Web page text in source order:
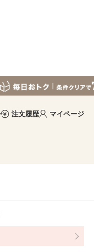
注文履歴 マイページ